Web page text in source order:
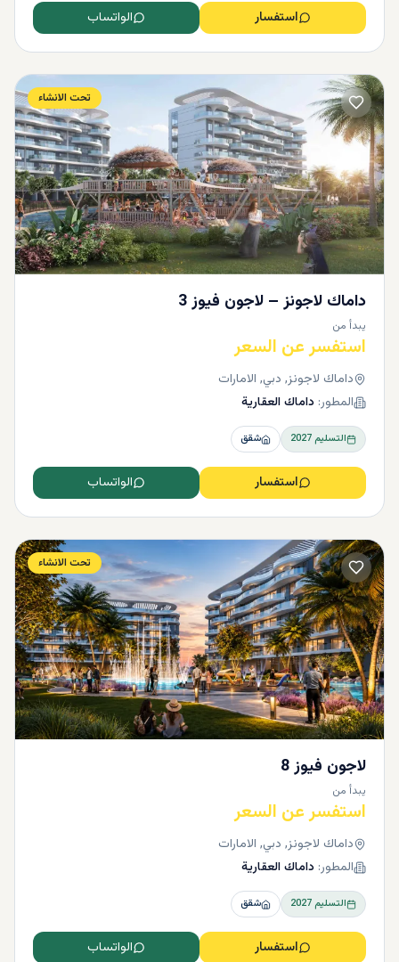
استفسار الواتساب
تحت الانشاء
داماك لاجونز – لاجون فيوز 3
يبدأ من
استفسر عن السعر
داماك لاجونز, دبي, الامارات
المطور: داماك العقارية
التسليم2027 شقق
استفسار الواتساب
تحت الانشاء
لاجون فيوز 8
يبدأ من
استفسر عن السعر
داماك لاجونز, دبي, الامارات
المطور: داماك العقارية
التسليم2027 شقق
استفسار الواتساب